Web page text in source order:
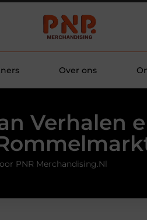
Over ons
Verhalen
PNR Merchandising.nl